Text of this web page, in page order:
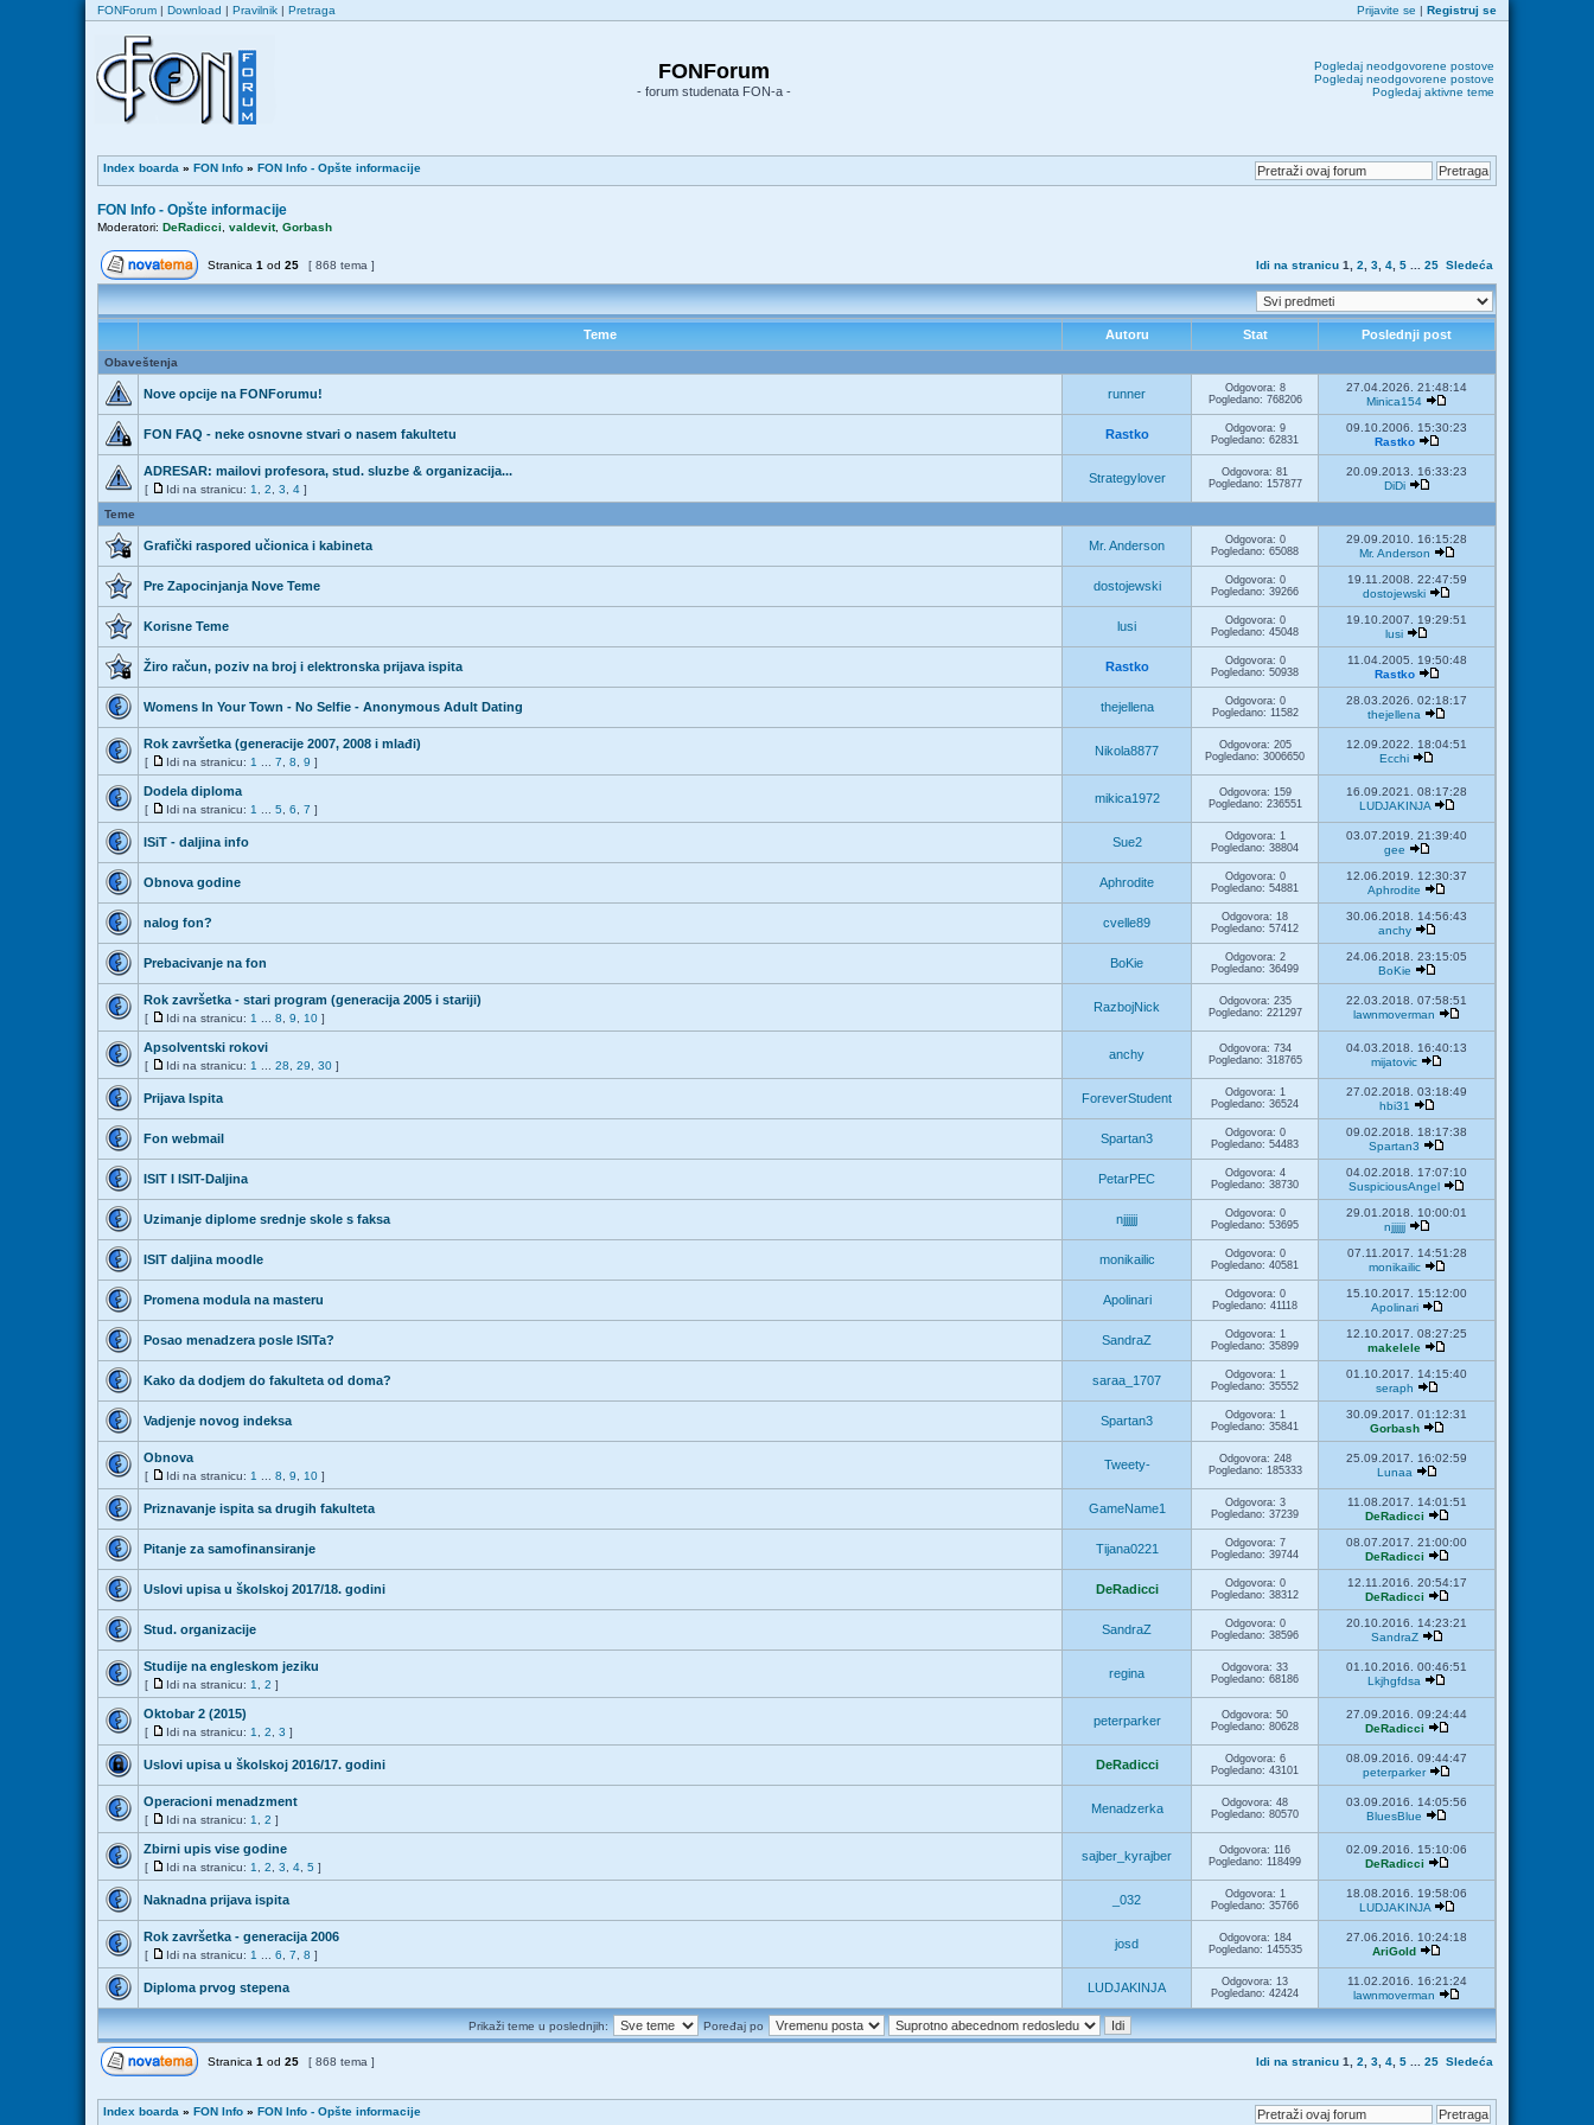
FONForum | Download | Pravilnik | Pretraga Prijavite se | Registruj se
FONForum
- forum studenata FON-a -
Pogledaj neodgovorene postove
Pogledaj neodgovorene postove
Pogledaj aktivne teme
Index boarda » FON Info » FON Info - Opšte informacije
FON Info - Opšte informacije
Moderatori: DeRadicci valdevit, Gorbash
Stranica 1 od 25 [ 868 tema ] Idi na stranicu 1 2 3 4 5 25 Sledeća
Teme Autoru Stat Poslednji post
Obaveštenja
Nove opcije na FONForumu! runner
Odgovora: 8
Pogledano: 768206
27.04.2026. 21:48:14
Minica154
FON FAQ - neke osnovne stvari o nasem fakultetu Rastko
Odgovora: 9
Pogledano: 62831
09.10.2006. 15:30:23
Rastko
ADRESAR: mailovi profesora, stud. sluzbe & organizacija...
[ Idi na stranicu: 1 2 3 4 ]
Strategylover
Odgovora: 81
Pogledano: 157877
20.09.2013. 16:33:23
DiDi
Teme
Grafički raspored učionica i kabineta Mr. Anderson
Odgovora: 0
Pogledano: 65088
29.09.2010. 16:15:28
Mr. Anderson
Pre Zapocinjanja Nove Teme dostojewski
Odgovora: 0
Pogledano: 39266
19.11.2008. 22:47:59
dostojewski
Korisne Teme lusi
Odgovora: 0
Pogledano: 45048
19.10.2007. 19:29:51
lusi
Žiro račun, poziv na broj i elektronska prijava ispita Rastko
Odgovora: 0
Pogledano: 50938
11.04.2005. 19:50:48
Rastko
Womens In Your Town - No Selfie - Anonymous Adult Dating thejellena
Odgovora: 0
Pogledano: 11582
28.03.2026. 02:18:17
thejellena
Rok završetka (generacije 2007, 2008 i mlađi)
[ Idi na stranicu: 1 7 8 9 ]
Nikola8877
Odgovora: 205
Pogledano: 3006650
12.09.2022. 18:04:51
Ecchi
Dodela diploma
[ Idi na stranicu: 1 5 6 7 ]
mikica1972
Odgovora: 159
Pogledano: 236551
16.09.2021. 08:17:28
LUDJAKINJA
ISiT - daljina info Sue2
Odgovora: 1
Pogledano: 38804
03.07.2019. 21:39:40
gee
Obnova godine Aphrodite
Odgovora: 0
Pogledano: 54881
12.06.2019. 12:30:37
Aphrodite
nalog fon? cvelle89
Odgovora: 18
Pogledano: 57412
30.06.2018. 14:56:43
anchy
Prebacivanje na fon BoKie
Odgovora: 2
Pogledano: 36499
24.06.2018. 23:15:05
BoKie
Rok završetka - stari program (generacija 2005 i stariji)
[ Idi na stranicu: 1 8 9 10 ]
RazbojNick
Odgovora: 235
Pogledano: 221297
22.03.2018. 07:58:51
lawnmoverman
Apsolventski rokovi
[ Idi na stranicu: 1 28 29 30 ]
anchy
Odgovora: 734
Pogledano: 318765
04.03.2018. 16:40:13
mijatovic
Prijava Ispita ForeverStudent
Odgovora: 1
Pogledano: 36524
27.02.2018. 03:18:49
hbi31
Fon webmail Spartan3
Odgovora: 0
Pogledano: 54483
09.02.2018. 18:17:38
Spartan3
ISIT I ISIT-Daljina PetarPEC
Odgovora: 4
Pogledano: 38730
04.02.2018. 17:07:10
SuspiciousAngel
Uzimanje diplome srednje skole s faksa njjjjjj
Odgovora: 0
Pogledano: 53695
29.01.2018. 10:00:01
njjjjjj
ISIT daljina moodle monikailic
Odgovora: 0
Pogledano: 40581
07.11.2017. 14:51:28
monikailic
Promena modula na masteru Apolinari
Odgovora: 0
Pogledano: 41118
15.10.2017. 15:12:00
Apolinari
Posao menadzera posle ISITa? SandraZ
Odgovora: 1
Pogledano: 35899
12.10.2017. 08:27:25
makelele
Kako da dodjem do fakulteta od doma? saraa_1707
Odgovora: 1
Pogledano: 35552
01.10.2017. 14:15:40
seraph
Vadjenje novog indeksa Spartan3
Odgovora: 1
Pogledano: 35841
30.09.2017. 01:12:31
Gorbash
Obnova
[ Idi na stranicu: 1 8 9 10 ]
Tweety-
Odgovora: 248
Pogledano: 185333
25.09.2017. 16:02:59
Lunaa
Priznavanje ispita sa drugih fakulteta GameName1
Odgovora: 3
Pogledano: 37239
11.08.2017. 14:01:51
DeRadicci
Pitanje za samofinansiranje Tijana0221
Odgovora: 7
Pogledano: 39744
08.07.2017. 21:00:00
DeRadicci
Uslovi upisa u školskoj 2017/18. godini DeRadicci
Odgovora: 0
Pogledano: 38312
12.11.2016. 20:54:17
DeRadicci
Stud. organizacije SandraZ
Odgovora: 0
Pogledano: 38596
20.10.2016. 14:23:21
SandraZ
Studije na engleskom jeziku
[ Idi na stranicu: 1 2 ]
regina
Odgovora: 33
Pogledano: 68186
01.10.2016. 00:46:51
Lkjhgfdsa
Oktobar 2 (2015)
[ Idi na stranicu: 1 2 3 ]
peterparker
Odgovora: 50
Pogledano: 80628
27.09.2016. 09:24:44
DeRadicci
Uslovi upisa u školskoj 2016/17. godini DeRadicci
Odgovora: 6
Pogledano: 43101
08.09.2016. 09:44:47
peterparker
Operacioni menadzment
[ Idi na stranicu: 1 2 ]
Menadzerka
Odgovora: 48
Pogledano: 80570
03.09.2016. 14:05:56
BluesBlue
Zbirni upis vise godine
[ Idi na stranicu: 1 2 3 4 5 ]
sajber_kyrajber
Odgovora: 116
Pogledano: 118499
02.09.2016. 15:10:06
DeRadicci
Naknadna prijava ispita _032
Odgovora: 1
Pogledano: 35766
18.08.2016. 19:58:06
LUDJAKINJA
Rok završetka - generacija 2006
[ Idi na stranicu: 1 6 7 8 ]
josd
Odgovora: 184
Pogledano: 145535
27.06.2016. 10:24:18
AriGold
Diploma prvog stepena LUDJAKINJA
Odgovora: 13
Pogledano: 42424
11.02.2016. 16:21:24
lawnmoverman
Prikaži teme u poslednjih: Poređaj po
Stranica 1 od 25 [ 868 tema ] Idi na stranicu 1 2 3 4 5 25 Sledeća
Index boarda » FON Info » FON Info - Opšte informacije